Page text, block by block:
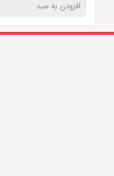
افزودن به سبد